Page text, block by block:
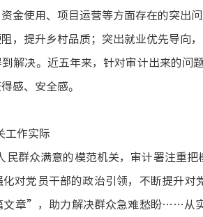
金使用、项目运营等方面存在的突出
，提升乡村品质；突出就业优先导
解决。近五年来，针对审计出来的
感、安全感。
工作实际
民群众满意的模范机关，审计署注重
对党员干部的政治引领，不断提升
文章”，助力解决群众急难愁盼……从